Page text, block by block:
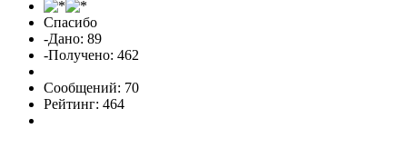
Спасибо
-Дано: 89
-Получено: 462
Сообщений: 70
Рейтинг: 464